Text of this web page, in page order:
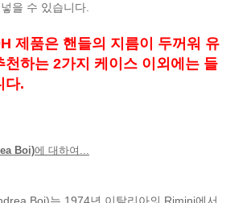
을 수 있습니다.
제품은 핸들의 지름이 두꺼워 유
천하는 2가지 케이스 이외에는 들
다.
Boi)에 대하여...